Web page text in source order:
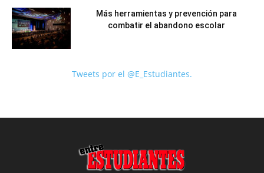
Más herramientas y prevención para
combatir el abandono escolar
Tweets por el @E_Estudiantes.